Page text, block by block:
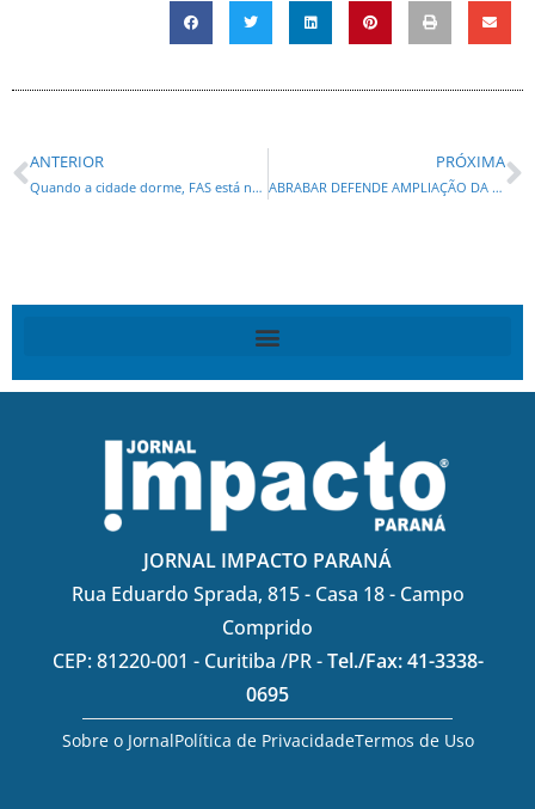
ANTERIOR
Quando a cidade dorme, FAS está nas ruas para ajudar pessoas sem abrigo
PRÓXIMA
ABRABAR DEFENDE AMPLIAÇÃO DA VENDA DE BEBIDAS DE ATÉ 15% DE TEOR ALCOÓLICO NOS ESTÁDIOS E PARTICIPARÁ DE AUDIÊNCIA PÚBLICA NA ALEP
JORNAL IMPACTO PARANÁ
Rua Eduardo Sprada, 815 - Casa 18 - Campo
Comprido
CEP: 81220-001 - Curitiba /PR -Tel./Fax: 41-3338-
0695
Sobre o JornalPolítica de PrivacidadeTermos de Uso